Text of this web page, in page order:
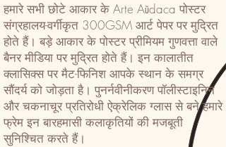
हमारे सभी छोटे आकार के Arte Aŭdaca पोस्टर
संग्रहालय-वर्गीकृत 300GSM आर्ट पेपर पर मुद्रित
होते हैं। बड़े आकार के पोस्टर प्रीमियम गुणवत्ता वाले
बैनर मीडिया पर मुद्रित होते हैं। इन कालातीत
क्लासिक्स पर मैट-फिनिश आपके स्थान के समग्र
सौंदर्य को जोड़ता है। पुनर्नवीनीकरण पॉलीस्टाइनिन
और चकनाचूर प्रतिरोधी ऐक्रेलिक ग्लास से बने हमारे
फ्रेम इन बारहमासी कलाकृतियों की मजबूती
सुनिश्चित करते हैं।